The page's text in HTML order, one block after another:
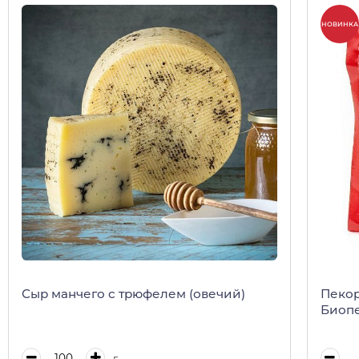
Сыр манчего с трюфелем (овечий)
НОВИНКА